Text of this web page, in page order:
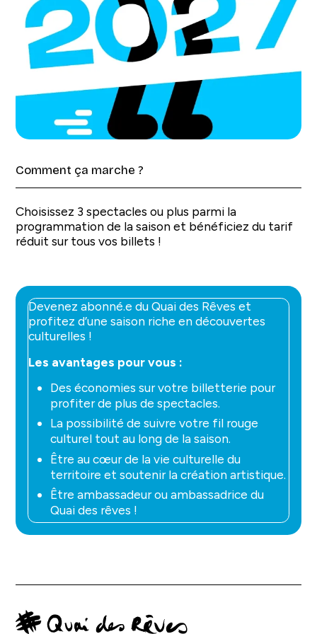
Comment ça marche ?
Choisissez 3 spectacles ou plus parmi la
programmation de la saison et bénéficiez du tarif
réduit sur tous vos billets !
Devenez abonné.e du Quai des Rêves et
profitez d’une saison riche en découvertes
culturelles !
Les avantages pour vous :
Des économies sur votre billetterie pour
profiter de plus de spectacles.
La possibilité de suivre votre fil rouge
culturel tout au long de la saison.
Être au cœur de la vie culturelle du
territoire et soutenir la création artistique.
Être ambassadeur ou ambassadrice du
Quai des rêves !